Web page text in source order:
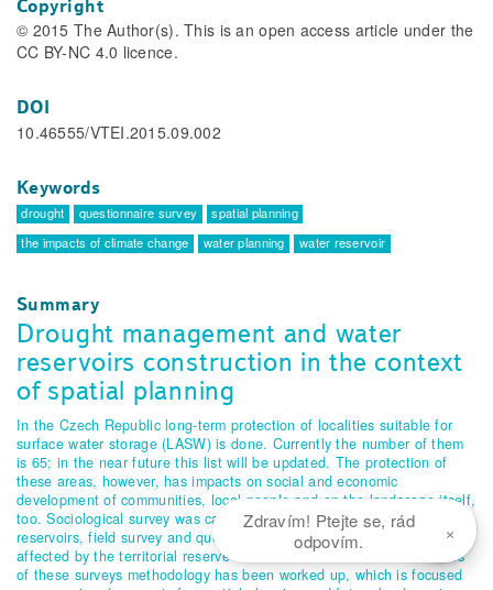
Copyright
© 2015 The Author(s). This is an open access article under the
CC BY-NC 4.0 licence.
DOI
10.46555/VTEI.2015.09.002
Keywords
drought questionnaire survey
spatial planning
the impacts of climate change
water planning water reservoir
Summary
Drought management and water
reservoirs construction in the context
of spatial planning
In the Czech Republic long-term protection of localities suitable for
surface water storage (LASW) is done. Currently the number of them
is 65; in the near future this list will be updated. The protection of
these areas, however, has impacts on social and economic
development of communities, local people and on the landscape itself,
too. Sociological survey was carried out around several existing
reservoirs, field survey and questionnaire survey in municipalities
affected by the territorial reserve LASW was also done. On the basis
of these surveys methodology has been worked up, which is focused
Zdravím! Ptejte se, rád
odpovím.
×